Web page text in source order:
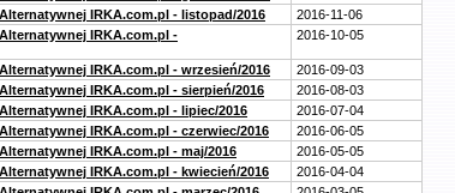
IRKA.com.pl - listopad/2016
2016-11-06
IRKA.com.pl -
2016-10-05
IRKA.com.pl - wrzesień/2016
2016-09-03
IRKA.com.pl - sierpień/2016
2016-08-03
IRKA.com.pl - lipiec/2016
2016-07-04
IRKA.com.pl - czerwiec/2016
2016-06-05
IRKA.com.pl - maj/2016
2016-05-05
IRKA.com.pl - kwiecień/2016
2016-04-04